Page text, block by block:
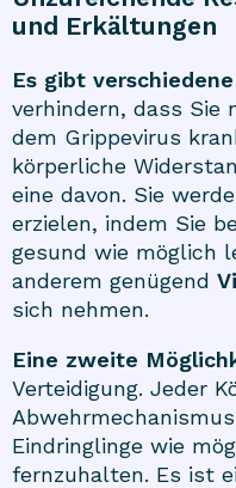
und Erkältungen
Es gibt
verhindern, dass Sie
dem Grippevirus
körperliche
eine davon. Sie
erzielen, indem Sie
gesund wie möglich
anderem genügend
sich nehmen.
Eine zweite
Verteidigung. Jeder
Eindringlinge wie
fernzuhalten. Es ist